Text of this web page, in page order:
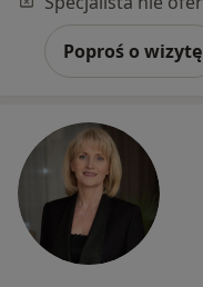
Poproś o wizytę